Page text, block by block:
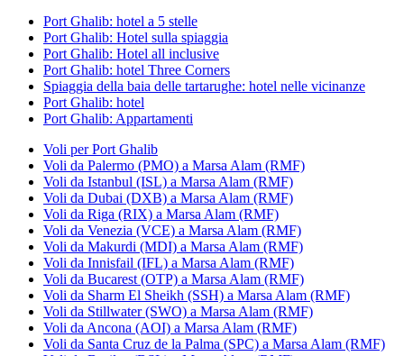
Port Ghalib: hotel a 5 stelle
Port Ghalib: Hotel sulla spiaggia
Port Ghalib: Hotel all inclusive
Port Ghalib: hotel Three Corners
Spiaggia della baia delle tartarughe: hotel nelle vicinanze
Port Ghalib: hotel
Port Ghalib: Appartamenti
Voli per Port Ghalib
Voli da Palermo (PMO) a Marsa Alam (RMF)
Voli da Istanbul (ISL) a Marsa Alam (RMF)
Voli da Dubai (DXB) a Marsa Alam (RMF)
Voli da Riga (RIX) a Marsa Alam (RMF)
Voli da Venezia (VCE) a Marsa Alam (RMF)
Voli da Makurdi (MDI) a Marsa Alam (RMF)
Voli da Innisfail (IFL) a Marsa Alam (RMF)
Voli da Bucarest (OTP) a Marsa Alam (RMF)
Voli da Sharm El Sheikh (SSH) a Marsa Alam (RMF)
Voli da Stillwater (SWO) a Marsa Alam (RMF)
Voli da Ancona (AOI) a Marsa Alam (RMF)
Voli da Santa Cruz de la Palma (SPC) a Marsa Alam (RMF)